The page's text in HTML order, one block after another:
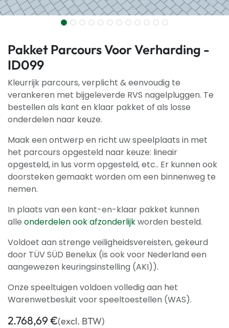
Pakket Parcours Voor Verharding -
ID099
Kleurrijk parcours, verplicht & eenvoudig te
verankeren met bijgeleverde RVS nagelpluggen. Te
bestellen als kant en klaar pakket of als losse
onderdelen naar keuze.
Maak een ontwerp en richt uw speelplaats in met
het parcours opgesteld naar keuze: lineair
opgesteld, in lus vorm opgesteld, etc.. Er kunnen ook
doorsteken gemaakt worden om een binnenweg te
nemen.
In plaats van een kant-en-klaar pakket kunnen
alle onderdelen ook afzonderlijkworden besteld.
Voldoet aan strenge veiligheidsvereisten, gekeurd
door TÜV SÜD Benelux (is ook voor Nederland een
aangewezen keuringsinstelling (AKI)).
Onze speeltuigen voldoen volledig aan het
Warenwetbesluit voor speeltoestellen (WAS).
2.768,69€(excl. BTW)